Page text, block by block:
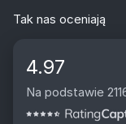
Tak nas oceniają
4.97
Na podstawie